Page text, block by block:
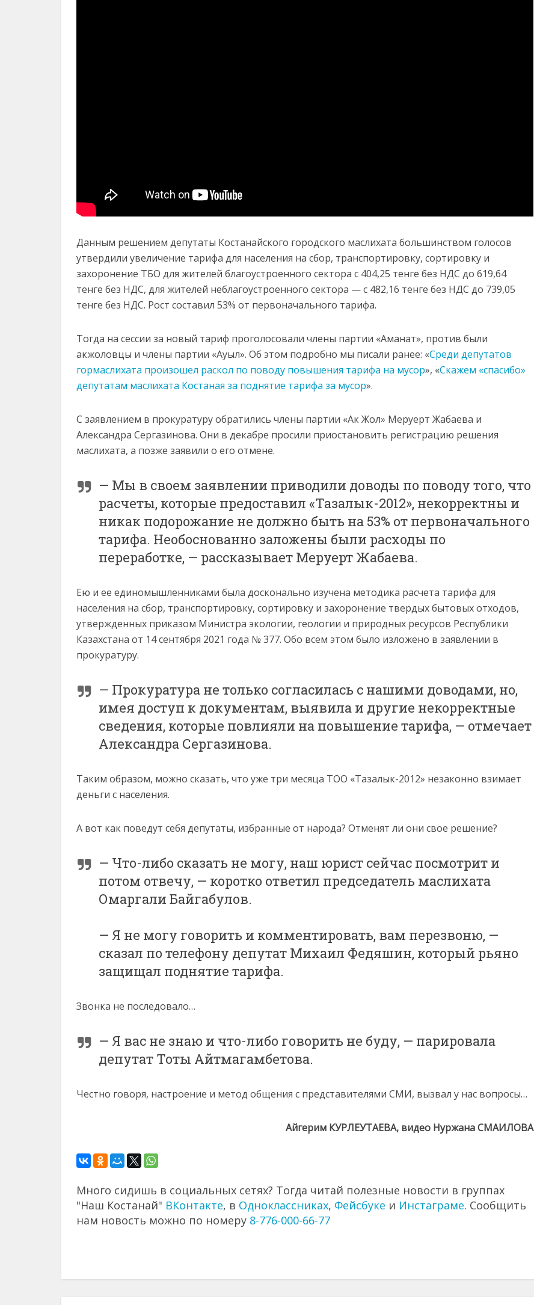
Данным решением депутаты Костанайского городского маслихата большинством голосов
утвердили увеличение тарифа для населения на сбор, транспортировку, сортировку и
захоронение ТБО для жителей благоустроенного сектора с 404,25 тенге без НДС до 619,64
тенге без НДС, для жителей неблагоустроенного сектора — с 482,16 тенге без НДС до 739,05
тенге без НДС. Рост составил 53% от первоначального тарифа.
Тогда на сессии за новый тариф проголосовали члены партии «Аманат», против были
акжоловцы и члены партии «Ауыл». Об этом подробно мы писали ранее: «Среди депутатов
гормаслихата произошел раскол по поводу повышения тарифа на мусор», «Скажем «спасибо»
депутатам маслихата Костаная за поднятие тарифа за мусор».
С заявлением в прокуратуру обратились члены партии «Ак Жол» Меруерт Жабаева и
Александра Сергазинова. Они в декабре просили приостановить регистрацию решения
маслихата, а позже заявили о его отмене.
— Мы в своем заявлении приводили доводы по поводу того, что
расчеты, которые предоставил «Тазалык-2012», некорректны и
никак подорожание не должно быть на 53% от первоначального
тарифа. Необоснованно заложены были расходы по
переработке, — рассказывает Меруерт Жабаева.
Ею и ее единомышленниками была досконально изучена методика расчета тарифа для
населения на сбор, транспортировку, сортировку и захоронение твердых бытовых отходов,
утвержденных приказом Министра экологии, геологии и природных ресурсов Республики
Казахстана от 14 сентября 2021 года № 377. Обо всем этом было изложено в заявлении в
прокуратуру.
— Прокуратура не только согласилась с нашими доводами, но,
имея доступ к документам, выявила и другие некорректные
сведения, которые повлияли на повышение тарифа, — отмечает
Александра Сергазинова.
Таким образом, можно сказать, что уже три месяца ТОО «Тазалык-2012» незаконно взимает
деньги с населения.
А вот как поведут себя депутаты, избранные от народа? Отменят ли они свое решение?
— Что-либо сказать не могу, наш юрист сейчас посмотрит и
потом отвечу, — коротко ответил председатель маслихата
Омаргали Байгабулов.
— Я не могу говорить и комментировать, вам перезвоню, —
сказал по телефону депутат Михаил Федяшин, который рьяно
защищал поднятие тарифа.
Звонка не последовало…
— Я вас не знаю и что-либо говорить не буду, — парировала
депутат Тоты Айтмагамбетова.
Честно говоря, настроение и метод общения с представителями СМИ, вызвал у нас вопросы…
Айгерим КУРЛЕУТАЕВА, видео Нуржана СМАИЛОВА
Много сидишь в социальных сетях? Тогда читай полезные новости в группах
"Наш Костанай" ВКонтакте, в Одноклассниках, Фейсбуке и Инстаграме. Сообщить
нам новость можно по номеру 8-776-000-66-77